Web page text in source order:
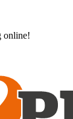
online!